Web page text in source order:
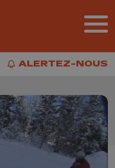
ALERTEZ-NOUS
ALERTEZ-NOUS